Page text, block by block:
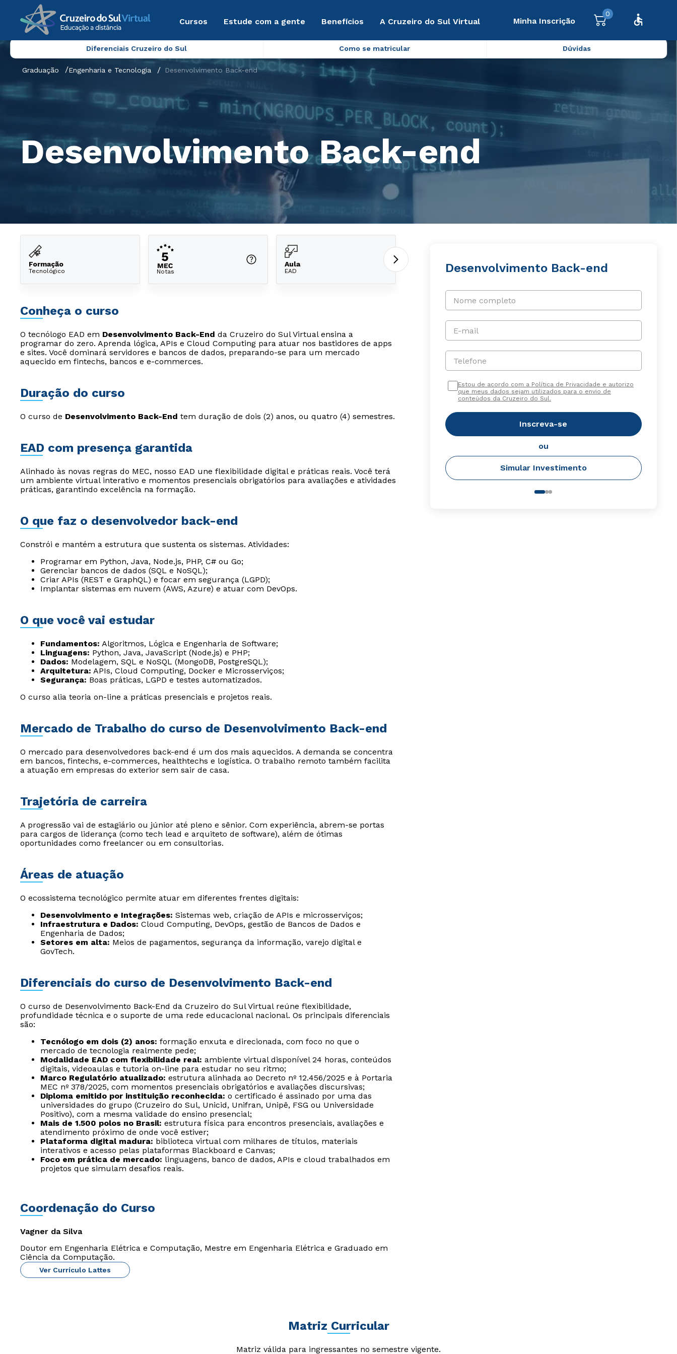
Cursos Estude com a gente Benefícios A Cruzeiro do Sul Virtual Minha Inscrição
0
Diferenciais Cruzeiro do Sul Como se matricular Dúvidas
Graduação Engenharia e Tecnologia Desenvolvimento Back-end
Desenvolvimento Back-end
Formação
Tecnológico Notas
Aula
EAD
Conheça o curso
O tecnólogo EAD em Desenvolvimento Back-End da Cruzeiro do Sul Virtual ensina a
programar do zero. Aprenda lógica, APIs e Cloud Computing para atuar nos bastidores de apps
e sites. Você dominará servidores e bancos de dados, preparando-se para um mercado
aquecido em fintechs, bancos e e-commerces.
Duração do curso
O curso de Desenvolvimento Back-End tem duração de dois (2) anos, ou quatro (4) semestres.
EAD com presença garantida
Alinhado às novas regras do MEC, nosso EAD une flexibilidade digital e práticas reais. Você terá
um ambiente virtual interativo e momentos presenciais obrigatórios para avaliações e atividades
práticas, garantindo excelência na formação.
O que faz o desenvolvedor back-end
Constrói e mantém a estrutura que sustenta os sistemas. Atividades:
Programar em Python, Java, Node.js, PHP, C# ou Go;
Gerenciar bancos de dados (SQL e NoSQL);
Criar APIs (REST e GraphQL) e focar em segurança (LGPD);
Implantar sistemas em nuvem (AWS, Azure) e atuar com DevOps.
O que você vai estudar
Fundamentos: Algoritmos, Lógica e Engenharia de Software;
Linguagens: Python, Java, JavaScript (Node.js) e PHP;
Dados: Modelagem, SQL e NoSQL (MongoDB, PostgreSQL);
Arquitetura: APIs, Cloud Computing, Docker e Microsserviços;
Segurança: Boas práticas, LGPD e testes automatizados.
O curso alia teoria on-line a práticas presenciais e projetos reais.
Mercado de Trabalho do curso de Desenvolvimento Back-end
O mercado para desenvolvedores back-end é um dos mais aquecidos. A demanda se concentra
em bancos, fintechs, e-commerces, healthtechs e logística. O trabalho remoto também facilita
a atuação em empresas do exterior sem sair de casa.
Trajetória de carreira
A progressão vai de estagiário ou júnior até pleno e sênior. Com experiência, abrem-se portas
para cargos de liderança (como tech lead e arquiteto de software), além de ótimas
oportunidades como freelancer ou em consultorias.
Áreas de atuação
O ecossistema tecnológico permite atuar em diferentes frentes digitais:
Desenvolvimento e Integrações: Sistemas web, criação de APIs e microsserviços;
Infraestrutura e Dados: Cloud Computing, DevOps, gestão de Bancos de Dados e
Engenharia de Dados;
Setores em alta: Meios de pagamentos, segurança da informação, varejo digital e
GovTech.
Diferenciais do curso de Desenvolvimento Back-end
O curso de Desenvolvimento Back-End da Cruzeiro do Sul Virtual reúne flexibilidade,
profundidade técnica e o suporte de uma rede educacional nacional. Os principais diferenciais
são:
Tecnólogo em dois (2) anos: formação enxuta e direcionada, com foco no que o
mercado de tecnologia realmente pede;
Modalidade EAD com flexibilidade real: ambiente virtual disponível 24 horas, conteúdos
digitais, videoaulas e tutoria on-line para estudar no seu ritmo;
Marco Regulatório atualizado: estrutura alinhada ao Decreto nº 12.456/2025 e à Portaria
MEC nº 378/2025, com momentos presenciais obrigatórios e avaliações discursivas;
Diploma emitido por instituição reconhecida: o certificado é assinado por uma das
universidades do grupo (Cruzeiro do Sul, Unicid, Unifran, Unipê, FSG ou Universidade
Positivo), com a mesma validade do ensino presencial;
Mais de 1.500 polos no Brasil: estrutura física para encontros presenciais, avaliações e
atendimento próximo de onde você estiver;
Plataforma digital madura: biblioteca virtual com milhares de títulos, materiais
interativos e acesso pelas plataformas Blackboard e Canvas;
Foco em prática de mercado: linguagens, banco de dados, APIs e cloud trabalhados em
projetos que simulam desafios reais.
Coordenação do Curso
Vagner da Silva
Doutor em Engenharia Elétrica e Computação, Mestre em Engenharia Elétrica e Graduado em
Ciência da Computação.
Ver Currículo Lattes
Desenvolvimento Back-end
Nome completo
E-mail
Telefone
Estou de acordo com a Política de Privacidade e autorizo
que meus dados sejam utilizados para o envio de
conteúdos da Cruzeiro do Sul.
Inscreva-se
ou
Simular Investimento
Matriz Curricular
Matriz válida para ingressantes no semestre vigente.
Rápido e fácil
WhatsApp
ou
Rápido e fácil
WhatsApp
ou